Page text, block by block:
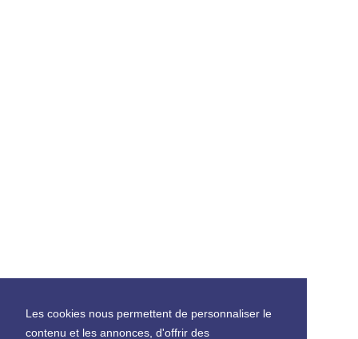
Les cookies nous permettent de personnaliser le
contenu et les annonces, d'offrir des